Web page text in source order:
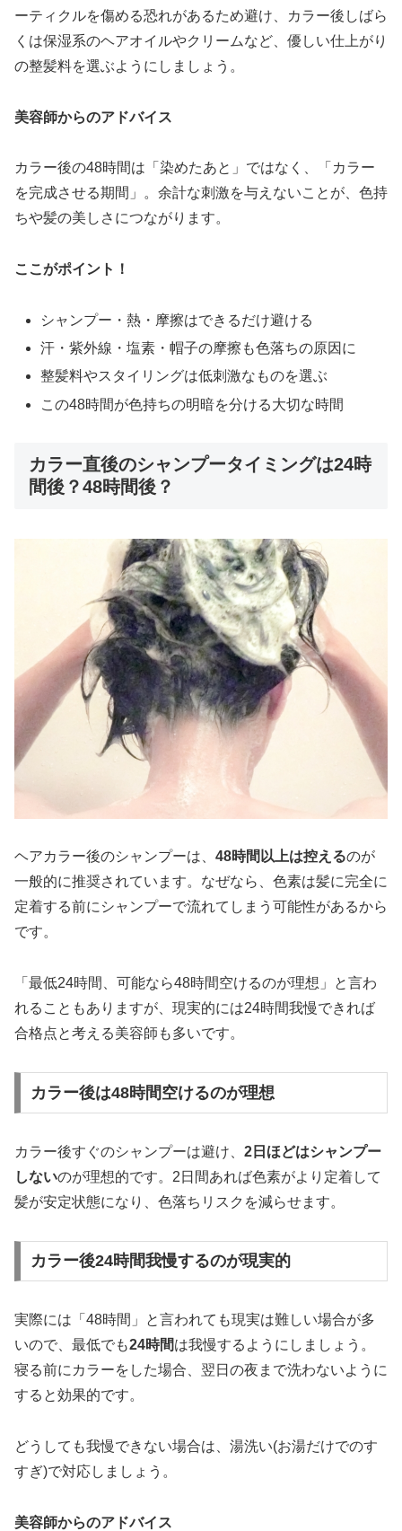
ーティクルを傷める恐れがあるため避け、カラー後しばら
くは保湿系のヘアオイルやクリームなど、優しい仕上がり
の整髪料を選ぶようにしましょう。
美容師からのアドバイス
カラー後の48時間は「染めたあと」ではなく、「カラー
を完成させる期間」。余計な刺激を与えないことが、色持
ちや髪の美しさにつながります。
ここがポイント！
シャンプー・熱・摩擦はできるだけ避ける
汗・紫外線・塩素・帽子の摩擦も色落ちの原因に
整髪料やスタイリングは低刺激なものを選ぶ
この48時間が色持ちの明暗を分ける大切な時間
カラー直後のシャンプータイミングは24時
間後？48時間後？
ヘアカラー後のシャンプーは、 48時間以上は控えるのが
一般的に推奨されています。なぜなら、色素は髪に完全に
定着する前にシャンプーで流れてしまう可能性があるから
です。
「最低24時間、可能なら48時間空けるのが理想」と言わ
れることもありますが、現実的には24時間我慢できれば
合格点と考える美容師も多いです。
カラー後は48時間空けるのが理想
カラー後すぐのシャンプーは避け、 2日ほどはシャンプー
しないのが理想的です。2日間あれば色素がより定着して
髪が安定状態になり、色落ちリスクを減らせます。
カラー後24時間我慢するのが現実的
実際には「48時間」と言われても現実は難しい場合が多
いので、最低でも24時間は我慢するようにしましょう。
寝る前にカラーをした場合、翌日の夜まで洗わないように
すると効果的です。
どうしても我慢できない場合は、湯洗い(お湯だけでのす
すぎ)で対応しましょう。
美容師からのアドバイス